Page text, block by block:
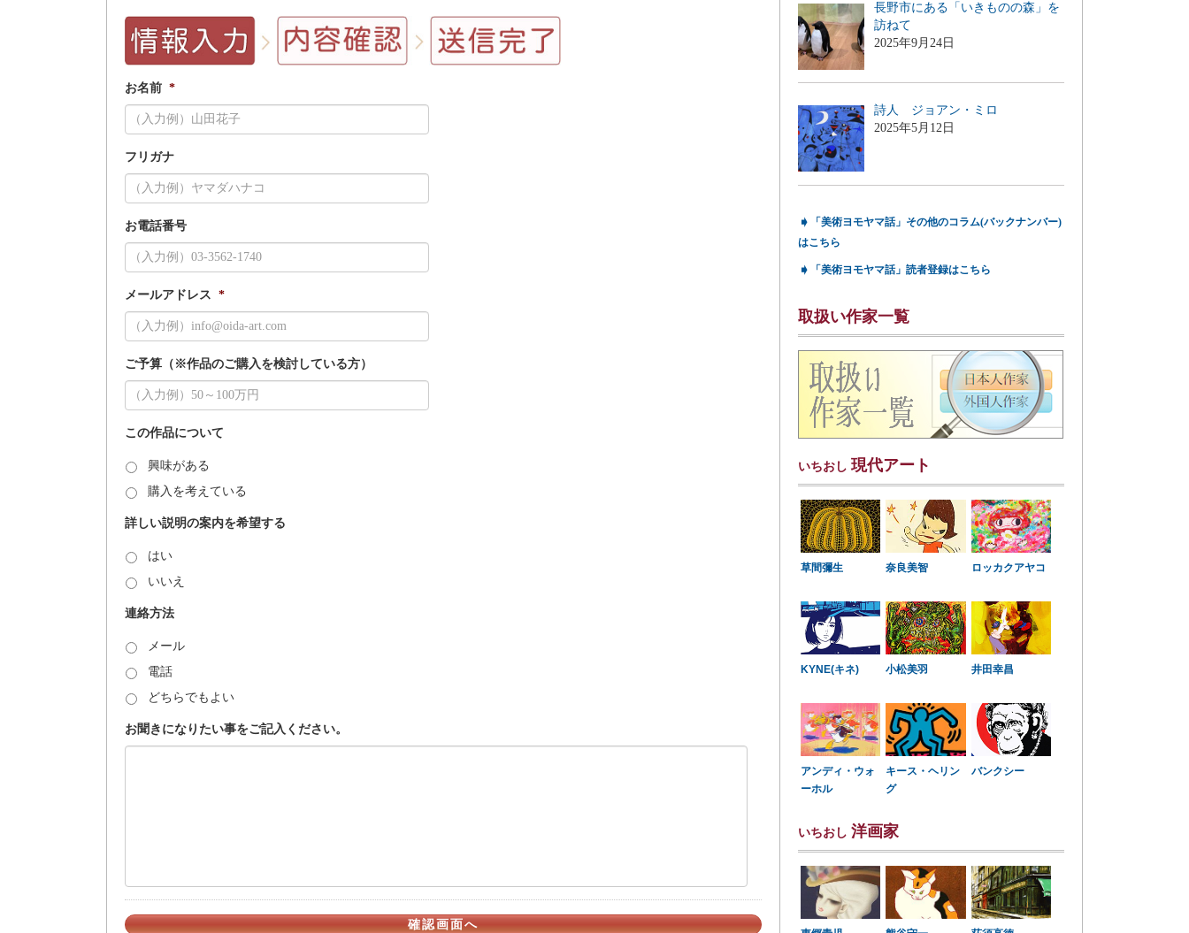
お名前 *
フリガナ
お電話番号
メールアドレス *
ご予算（※作品のご購入を検討している方）
この作品について
興味がある
購入を考えている
詳しい説明の案内を希望する
はい
いいえ
連絡方法
メール
電話
どちらでもよい
お聞きになりたい事をご記入ください。
長野市にある「いきものの森」を
訪ねて
2025年9月24日
詩人 ジョアン・ミロ
2025年5月12日
➧
「美術ヨモヤマ話」その他のコラム(バックナンバー)
はこちら
➧ 「美術ヨモヤマ話」読者登録はこちら
取扱い作家一覧
いちおし 現代アート
草間彌生 奈良美智 ロッカクアヤコ
KYNE(キネ) 小松美羽 井田幸昌
アンディ・ウォ
ーホル
キース・ヘリン
グ
バンクシー
いちおし 洋画家